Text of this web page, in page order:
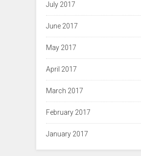
July 2017
June 2017
May 2017
April 2017
March 2017
February 2017
January 2017